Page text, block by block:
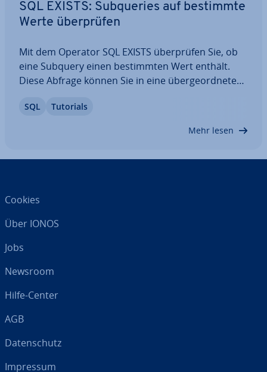
SQL EXISTS: Sub­queries auf bestimmte
Werte über­prü­fen
Mit dem Operator SQL EXISTS über­prü­fen Sie, ob
eine Subquery einen be­stimm­ten Wert enthält.
Diese Abfrage können Sie in eine über­ge­ord­ne­te
Durch­füh­rung machen. Hier erfahren Sie, wie SQL
SQL Tutorials
Mehr lesen
Cookies
Über IONOS
Jobs
Newsroom
Hilfe-Center
AGB
Da­ten­schutz
Impressum